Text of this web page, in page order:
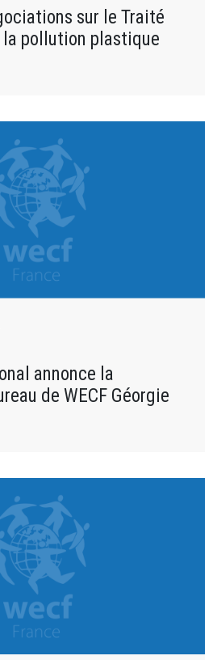
sur le Traité
pollution plastique
annonce la
de WECF Géorgie